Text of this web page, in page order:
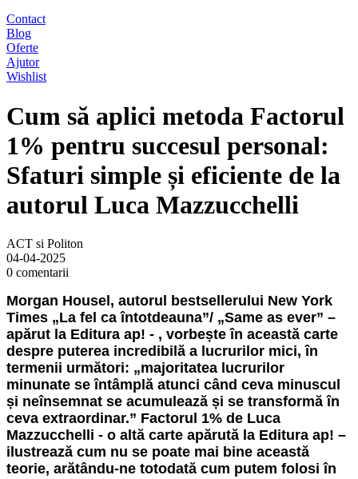
Contact
Blog
Oferte
Ajutor
Wishlist
Cum să aplici metoda Factorul
1% pentru succesul personal:
Sfaturi simple și eficiente de la
autorul Luca Mazzucchelli
ACT si Politon
04-04-2025
0 comentarii
Morgan Housel, autorul bestsellerului New York
Times „La fel ca întotdeauna”/ „Same as ever” –
apărut la Editura ap! - , vorbește în această carte
despre puterea incredibilă a lucrurilor mici, în
termenii următori: „majoritatea lucrurilor
minunate se întâmplă atunci când ceva minuscul
și neînsemnat se acumulează și se transformă în
ceva extraordinar.” Factorul 1% de Luca
Mazzucchelli - o altă carte apărută la Editura ap! –
ilustrează cum nu se poate mai bine această
teorie, arătându-ne totodată cum putem folosi în